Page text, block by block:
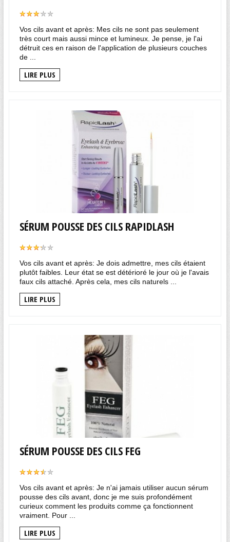
Vos cils avant et après: Mes cils ne sont pas seulement
très court mais aussi mince et lumineux. Je pense, je l'ai
détruit ces en raison de l'application de plusieurs couches
de ...
LIRE PLUS
SÉRUM POUSSE DES CILS RAPIDLASH
Vos cils avant et après: Je dois admettre, mes cils étaient
plutôt faibles. Leur état se est détérioré le jour où je l'avais
faux cils attaché. Après cela, mes cils naturels ...
LIRE PLUS
SÉRUM POUSSE DES CILS FEG
Vos cils avant et après: Je n'ai jamais utiliser aucun sérum
pousse des cils avant, donc je me suis profondément
curieux comment les produits comme ça fonctionnent
vraiment. Pour ...
LIRE PLUS